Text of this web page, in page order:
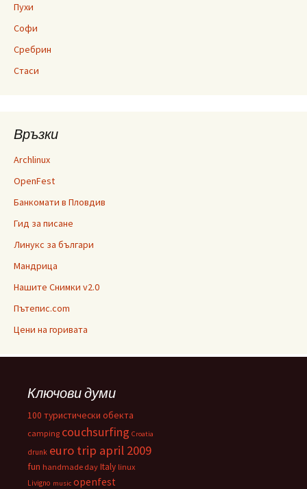
Пухи
Софи
Сребрин
Стаси
Връзки
Archlinux
OpenFest
Банкомати в Пловдив
Гид за писане
Линукс за българи
Мандрица
Нашите Снимки v2.0
Пътепис.com
Цени на горивата
Ключови думи
100 туристически обекта
camping couchsurfing Croatia
drunk euro trip april 2009
fun handmade day Italy linux
Livigno music openfest